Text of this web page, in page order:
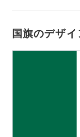
国旗のデザ